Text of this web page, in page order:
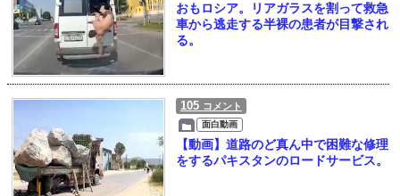
おもロシア。リアガラスを割って救急
車から逃走する半裸の患者が目撃され
る。
105 コメント
面白動画
【動画】道路のど真ん中で困難な修理
をするパキスタンのロードサービス。